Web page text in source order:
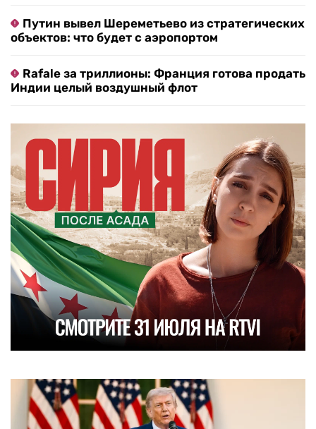
Путин вывел Шереметьево из стратегических
объектов: что будет с аэропортом
Rafale за триллионы: Франция готова продать
Индии целый воздушный флот